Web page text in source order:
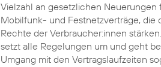
Vielzahl an gesetzlichen Neuerungen
Mobilfunk- und Festnetzverträge, die
Rechte der Verbraucher:innen
setzt alle Regelungen um und geht
Umgang mit den Vertragslaufzeiten